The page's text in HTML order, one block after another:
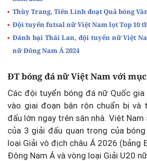
Thùy Trang, Tiến Linh đoạt Quả bóng
Đội tuyển futsal nữ Việt Nam lọt Top 10
Đánh bại Thái Lan, đội tuyển nữ Việt
nữ Đông Nam Á 2024
ĐT bóng đá nữ Việt Nam với
Các đội tuyển bóng đá nữ Quốc
vào giai đoạn bận rộn chuẩn bị và
đấu lớn ngay trên sân nhà. Việt
của 3 giải đấu quan trọng của
loại Giải vô địch châu Á 2026 (bảng
Đông Nam Á và vòng loại Giải U20